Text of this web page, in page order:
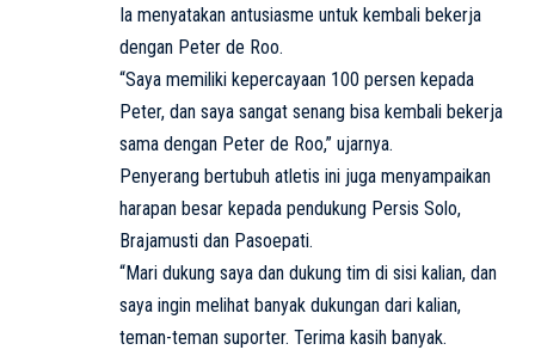
Ia menyatakan antusiasme untuk kembali bekerja
dengan Peter de Roo.
“Saya memiliki kepercayaan 100 persen kepada
Peter, dan saya sangat senang bisa kembali bekerja
sama dengan Peter de Roo,” ujarnya.
Penyerang bertubuh atletis ini juga menyampaikan
harapan besar kepada pendukung Persis Solo,
Brajamusti dan Pasoepati.
“Mari dukung saya dan dukung tim di sisi kalian, dan
saya ingin melihat banyak dukungan dari kalian,
teman-teman suporter. Terima kasih banyak.